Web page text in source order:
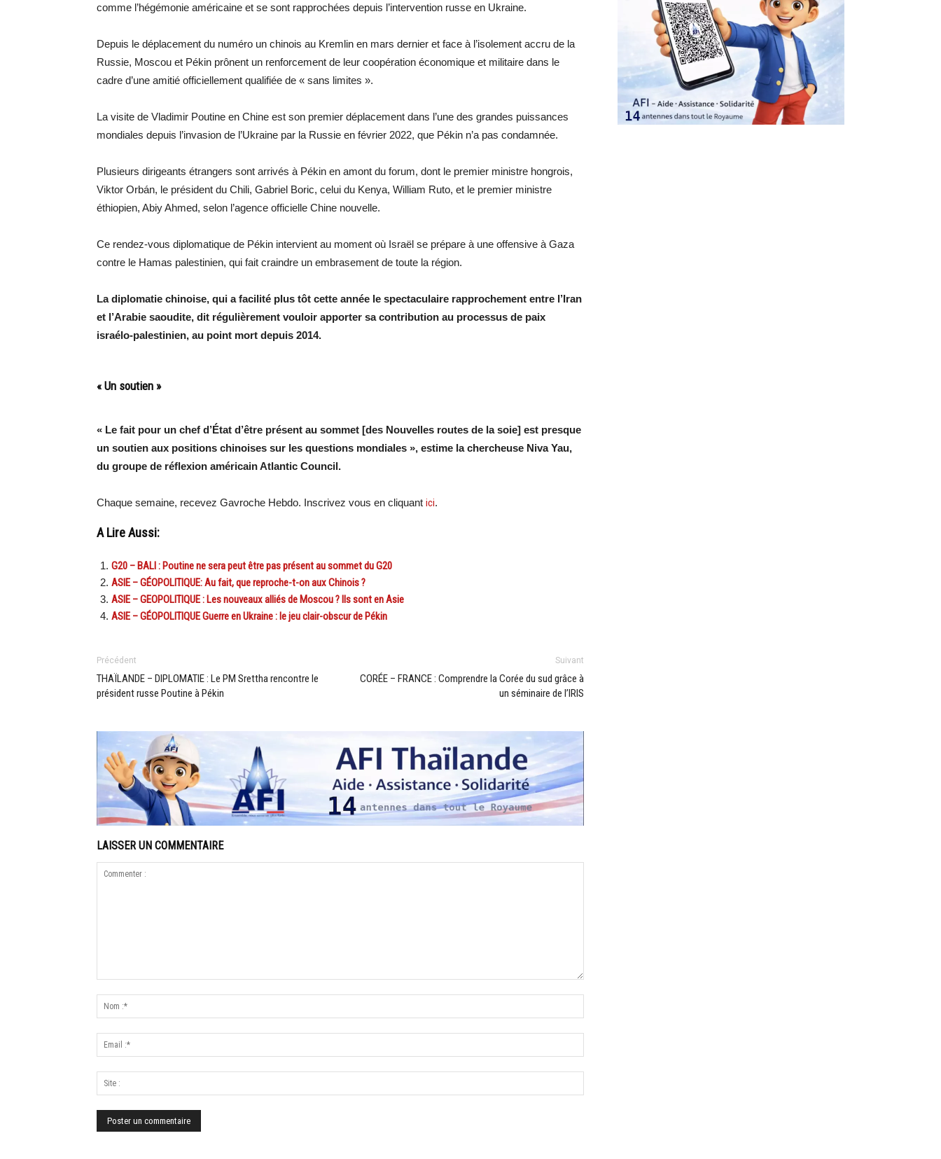
comme l’hégémonie américaine et se sont rapprochées depuis l’intervention russe en Ukraine.
Depuis le déplacement du numéro un chinois au Kremlin en mars dernier et face à l’isolement accru de la
Russie, Moscou et Pékin prônent un renforcement de leur coopération économique et militaire dans le
cadre d’une amitié officiellement qualifiée de « sans limites ».
La visite de Vladimir Poutine en Chine est son premier déplacement dans l’une des grandes puissances
mondiales depuis l’invasion de l’Ukraine par la Russie en février 2022, que Pékin n’a pas condamnée.
Plusieurs dirigeants étrangers sont arrivés à Pékin en amont du forum, dont le premier ministre hongrois,
Viktor Orbán, le président du Chili, Gabriel Boric, celui du Kenya, William Ruto, et le premier ministre
éthiopien, Abiy Ahmed, selon l’agence officielle Chine nouvelle.
Ce rendez-vous diplomatique de Pékin intervient au moment où Israël se prépare à une offensive à Gaza
contre le Hamas palestinien, qui fait craindre un embrasement de toute la région.
La diplomatie chinoise, qui a facilité plus tôt cette année le spectaculaire rapprochement entre l’Iran
et l’Arabie saoudite, dit régulièrement vouloir apporter sa contribution au processus de paix
israélo-palestinien, au point mort depuis 2014.
« Un soutien »
« Le fait pour un chef d’État d’être présent au sommet [des Nouvelles routes de la soie] est presque
un soutien aux positions chinoises sur les questions mondiales », estime la chercheuse Niva Yau,
du groupe de réflexion américain Atlantic Council.
Chaque semaine, recevez Gavroche Hebdo. Inscrivez vous en cliquant ici.
A Lire Aussi:
G20 – BALI : Poutine ne sera peut être pas présent au sommet du G20
ASIE – GÉOPOLITIQUE: Au fait, que reproche-t-on aux Chinois ?
ASIE – GEOPOLITIQUE : Les nouveaux alliés de Moscou ? Ils sont en Asie
ASIE – GÉOPOLITIQUE Guerre en Ukraine : le jeu clair-obscur de Pékin
Précédent
THAÏLANDE – DIPLOMATIE : Le PM Srettha rencontre le
président russe Poutine à Pékin
Suivant
CORÉE – FRANCE : Comprendre la Corée du sud grâce à
un séminaire de l’IRIS
LAISSER UN COMMENTAIRE